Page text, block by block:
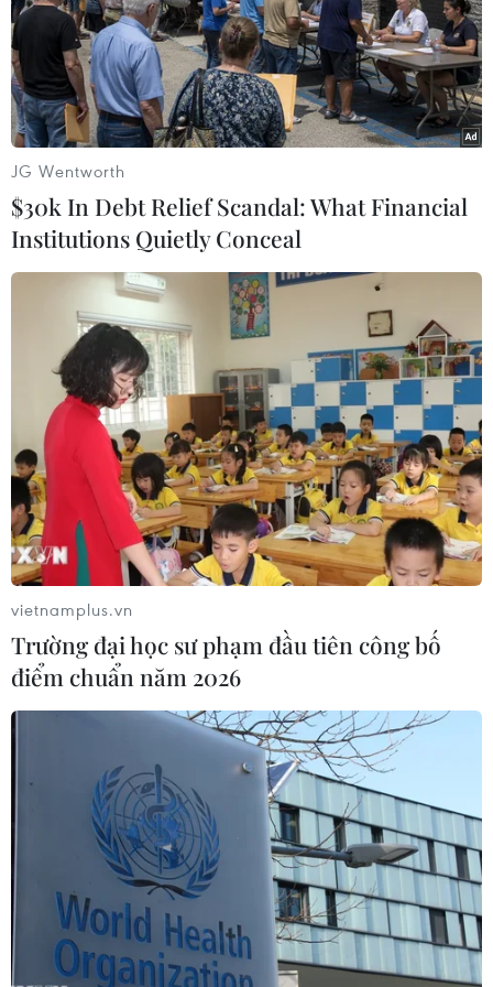
(TTXVN/Vietnam+)
#động đất #sóng thần Philippines
Theo dõi VietnamPlus
JG Wentworth
$30k In Debt Relief Scandal: What Financial
Institutions Quietly Conceal
vietnamplus.vn
Trường đại học sư phạm đầu tiên công bố
điểm chuẩn năm 2026